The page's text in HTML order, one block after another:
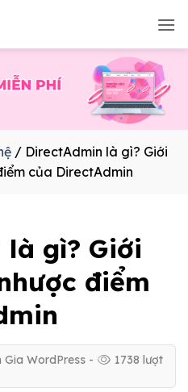
/ DirectAdmin là gì? Giới
của DirectAdmin
là gì? Giới
điểm
Gia WordPress - 1738 lượt